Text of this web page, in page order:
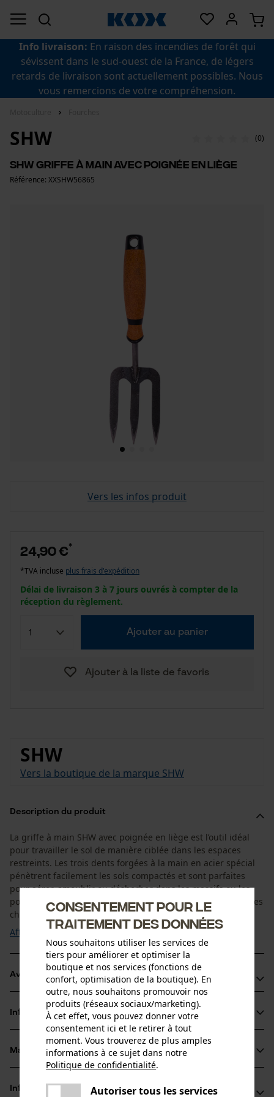
Info livraison: En raison des incendies de forêt qui
sévissent dans le sud-ouest de la France, de légers
retards de livraison sont actuellement possibles. Nous
vous remercions de votre compréhension.
SHW (0)
SHW griffe à main avec poignée en liège
Référence: XXSHW56865
Vers les infos produit
24,90 €*
*TVA incluse plus frais d'expédition
Délai de livraison 3 à 7 jours ouvrés à compter de la
réception du règlement.
Ajouter au panier
Ajouter à la liste de favoris
SHW
Vers la boutique de la marque SHW
Description du produit
La griffe à main SHW avec poignée en liège est l’outil idéal
pour travailler le sol de manière ciblée dans les espaces
restreints. Les trois dents forgées à la main en acier spécial
pénètrent facilement les sols compactés et sont parfaites
pour aérer, ameublir ou désherber dans les massifs ou les
pots de fleurs. La poignée courte en liège naturel absorbe les
chocs et ...
Afficher plus
Avantages du produit
• Poignée ergonomique en liège écologique pour une prise sûre
et confortable
• Particulièrement maniable grâce à son faible poids
• Trou de suspension intégré pour un rangement simple et
sécurisé
• Fabriquée en Allemagne – savoir-faire artisanal de haute
Informations sur le produit
Détails du produit
Type dactivité
Matériau & entretien
Informations fabricant
Consentement pour le
traitement des données
Nous souhaitons utiliser les services de
tiers pour améliorer et optimiser la
boutique et nos services (fonctions de
confort, optimisation de la boutique). En
outre, nous souhaitons promouvoir nos
produits (réseaux sociaux/marketing).
À cet effet, vous pouvez donner votre
consentement ici et le retirer à tout
moment. Vous trouverez de plus amples
informations à ce sujet dans notre
Politique de confidentialité.
Autoriser tous les services
Une erreur s'est produite. Veuillez
partager